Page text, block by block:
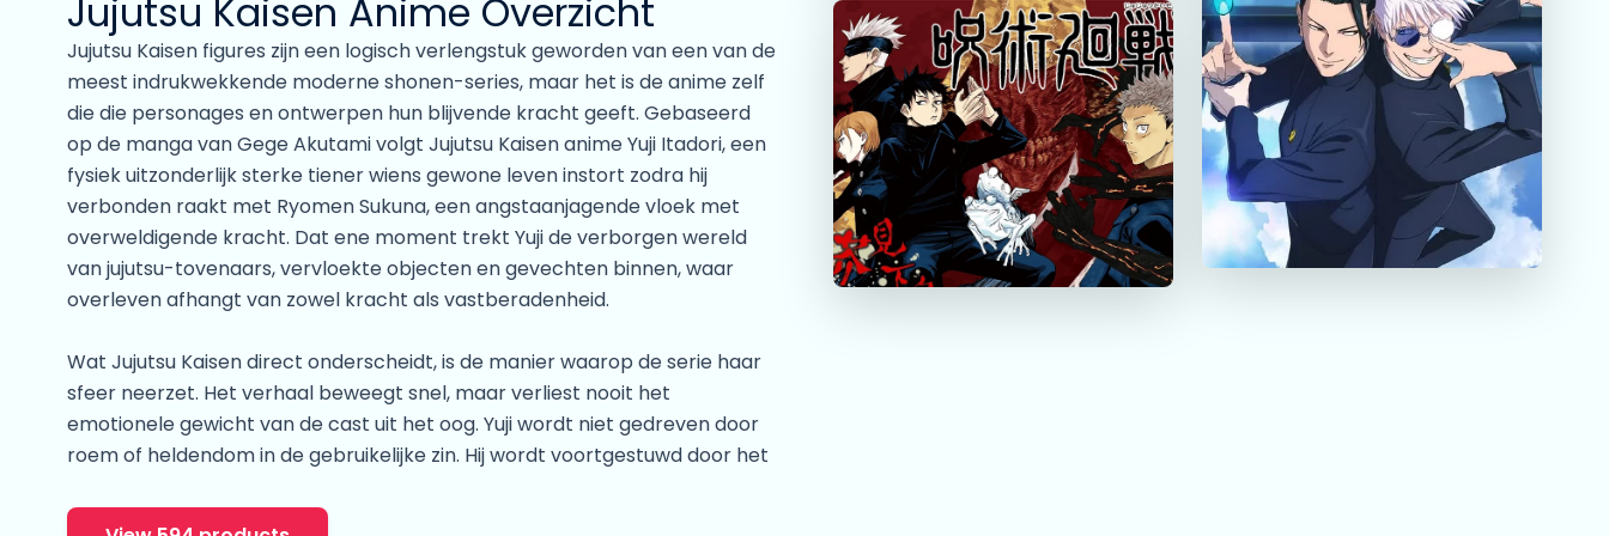
Jujutsu Kaisen Anime Overzicht
Jujutsu Kaisen figures zijn een logisch verlengstuk geworden van een van de
meest indrukwekkende moderne shonen-series, maar het is de anime zelf
die die personages en ontwerpen hun blijvende kracht geeft. Gebaseerd
op de manga van Gege Akutami volgt Jujutsu Kaisen anime Yuji Itadori, een
fysiek uitzonderlijk sterke tiener wiens gewone leven instort zodra hij
verbonden raakt met Ryomen Sukuna, een angstaanjagende vloek met
overweldigende kracht. Dat ene moment trekt Yuji de verborgen wereld
van jujutsu-tovenaars, vervloekte objecten en gevechten binnen, waar
overleven afhangt van zowel kracht als vastberadenheid.
Wat Jujutsu Kaisen direct onderscheidt, is de manier waarop de serie haar
sfeer neerzet. Het verhaal beweegt snel, maar verliest nooit het
emotionele gewicht van de cast uit het oog. Yuji wordt niet gedreven door
roem of heldendom in de gebruikelijke zin. Hij wordt voortgestuwd door het
anderen moeten lijden door zijn bestaan. Daardoor blijft het verhaal